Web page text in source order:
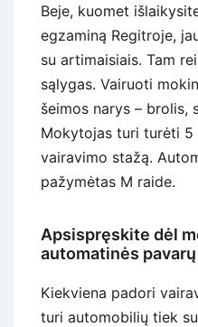
Beje, kuomet
egzaminą Regitroje,
su artimaisiais. Tam
sąlygas. Vairuoti
šeimos narys – brolis,
Mokytojas turi turėti
vairavimo stažą.
pažymėtas M raide.
Apsispręskite dėl
automatinės
Kiekviena padori
turi automobilių tiek